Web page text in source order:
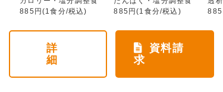
885円(1食分/税込)
885円(1食分/税込)
詳
細
資料請
求